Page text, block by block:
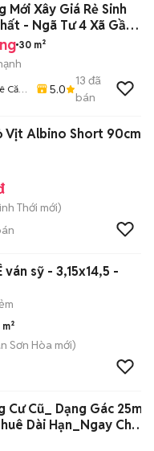
Mới Xây Giá Rẻ Sinh
- Ngã Tư 4 Xã Gần
30 m²
Căn
5.0
13 đã
bán
Vịt Albino Short 90cm
Thới mới)
ván sỹ - 3,15x14,5 -
Sơn Hòa mới)
Cư Cũ_ Dạng Gác 25m2
Dài Hạn_Ngay Chợ